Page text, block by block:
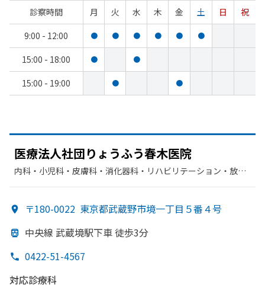
診察時間 月 火 水 木 金 土 日
祝
9:00 - 12:00
● ● ● ● ● ●
15:00 - 18:00 ● ●
15:00 - 19:00 ● ●
医療法人社団りょうふう春木医院
内科・​小児科・​皮膚科・​消化器科・​リハビリテーション・​放射
〒180-0022 東京都武蔵野市境一丁目５番４号
中央線 武蔵境駅下車 徒歩3分
0422-51-4567
対応診療科